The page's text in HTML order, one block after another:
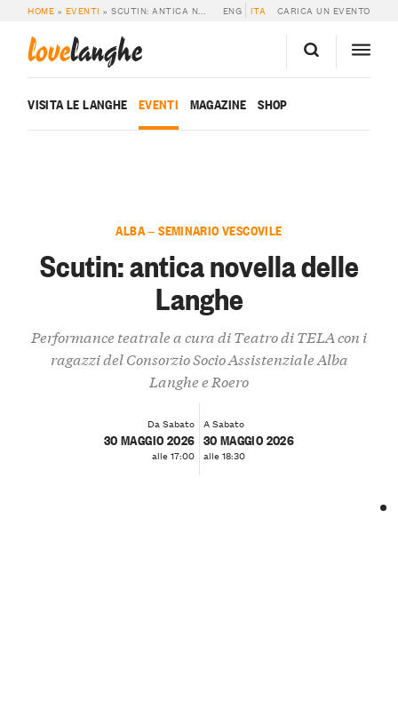
HOME » EVENTI »SCUTIN: ANTICA NOVELLA DELLE LANGHE ENG ITA CARICA UN EVENTO
lovelanghe
VISITA LE LANGHE EVENTI MAGAZINE SHOP
ALBA — SEMINARIO VESCOVILE
Scutin: antica novella delle
Langhe
Performance teatrale a cura di Teatro di TELA con i
ragazzi del Consorzio Socio Assistenziale Alba
Langhe e Roero
Da Sabato
30 MAGGIO 2026
alle 17:00
A Sabato
30 MAGGIO 2026
alle 18:30